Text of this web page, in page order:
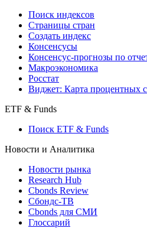
Поиск индексов
Страницы стран
Создать индекс
Консенсусы
Консенсус-прогнозы по
Макроэкономика
Росстат
Виджет: Карта процентных
ETF & Funds
Поиск ETF & Funds
Новости и Аналитика
Новости рынка
Research Hub
Cbonds Review
Сбондс-ТВ
Cbonds для СМИ
Глоссарий